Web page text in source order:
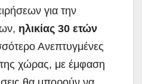
για την
ηλικίας 30 ετών
Ανεπτυγμένες
χώρας, με έμφαση